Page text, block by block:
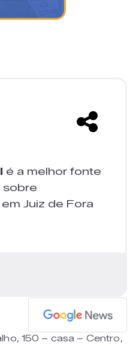
é a melhor fonte
sobre
Juiz de Fora
150 – casa – Centro,